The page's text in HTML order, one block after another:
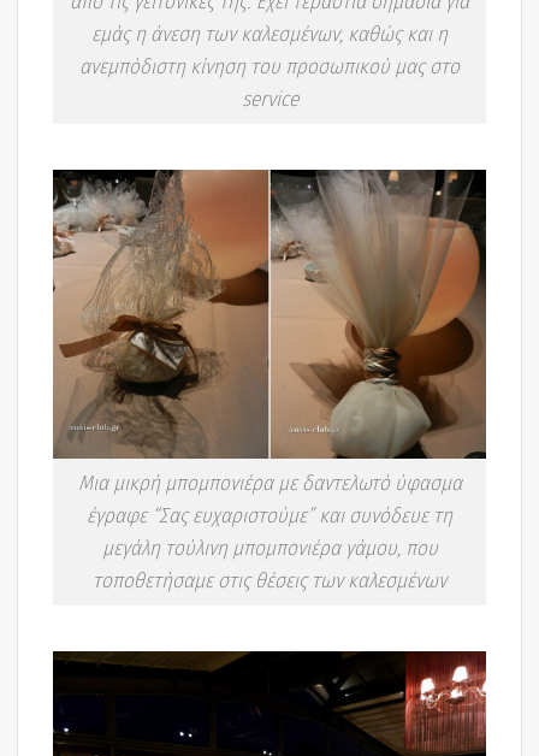
εμάς η άνεση των καλεσμένων, καθώς και η
ανεμπόδιστη κίνηση του προσωπικού μας στο
service
Μια μικρή μπομπονιέρα με δαντελωτό ύφασμα
έγραφε “Σας ευχαριστούμε” και συνόδευε τη
μεγάλη τούλινη μπομπονιέρα γάμου, που
τοποθετήσαμε στις θέσεις των καλεσμένων